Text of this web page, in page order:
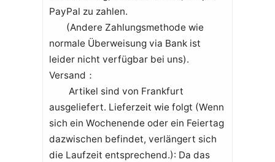
PayPal zu zahlen.
(Andere Zahlungsmethode wie
normale Überweisung via Bank ist
leider nicht verfügbar bei uns).
Versand：
Artikel sind von Frankfurt
ausgeliefert. Lieferzeit wie folgt (Wenn
sich ein Wochenende oder ein Feiertag
dazwischen befindet, verlängert sich
die Laufzeit entsprechend.): Da das